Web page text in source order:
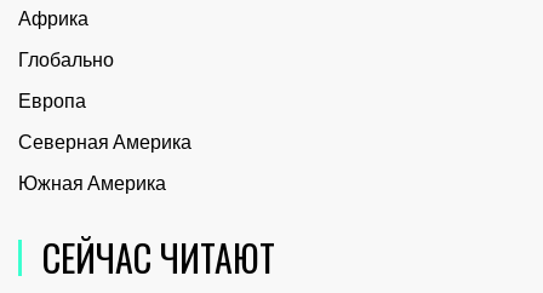
Африка
Глобально
Европа
Северная Америка
Южная Америка
СЕЙЧАС ЧИТАЮТ